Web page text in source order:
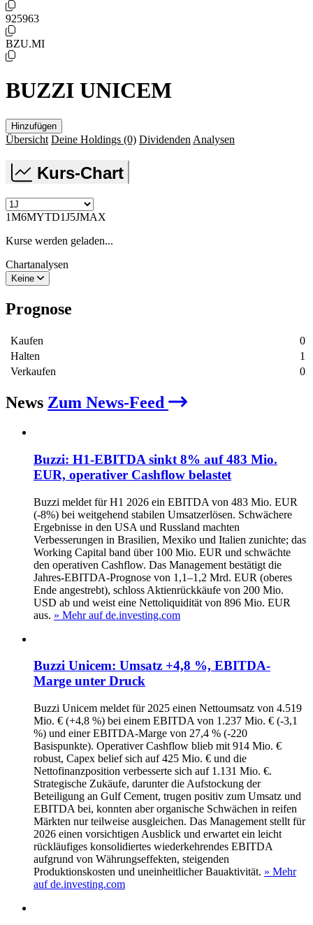
925963
BZU.MI
BUZZI UNICEM
Hinzufügen
Übersicht Deine Holdings (0) Dividenden Analysen
Kurs-Chart
1M6MYTD1J5JMAX
Kurse werden geladen...
Chartanalysen
Keine
Prognose
Kaufen
0
Halten
1
Verkaufen
0
News Zum News-Feed
Buzzi: H1-EBITDA sinkt 8% auf 483 Mio.
EUR, operativer Cashflow belastet
Buzzi meldet für H1 2026 ein EBITDA von 483 Mio. EUR
(-8%) bei weitgehend stabilen Umsatzerlösen. Schwächere
Ergebnisse in den USA und Russland machten
Verbesserungen in Brasilien, Mexiko und Italien zunichte; das
Working Capital band über 100 Mio. EUR und schwächte
den operativen Cashflow. Das Management bestätigt die
Jahres-EBITDA‑Prognose von 1,1–1,2 Mrd. EUR (oberes
Ende angestrebt), schloss Aktienrückkäufe von 200 Mio.
USD ab und weist eine Nettoliquidität von 896 Mio. EUR
aus. » Mehr auf de.investing.com
Buzzi Unicem: Umsatz +4,8 %, EBITDA-
Marge unter Druck
Buzzi Unicem meldet für 2025 einen Nettoumsatz von 4.519
Mio. € (+4,8 %) bei einem EBITDA von 1.237 Mio. € (-3,1
%) und einer EBITDA-Marge von 27,4 % (-220
Basispunkte). Operativer Cashflow blieb mit 914 Mio. €
robust, Capex belief sich auf 425 Mio. € und die
Nettofinanzposition verbesserte sich auf 1.131 Mio. €.
Strategische Zukäufe, darunter die Aufstockung der
Beteiligung an Gulf Cement, trugen positiv zum Umsatz und
EBITDA bei, konnten aber organische Schwächen in reifen
Märkten nur teilweise ausgleichen. Das Management stellt für
2026 einen vorsichtigen Ausblick und erwartet ein leicht
rückläufiges konsolidiertes wiederkehrendes EBITDA
aufgrund von Währungseffekten, steigenden
Produktionskosten und uneinheitlicher Bauaktivität. » Mehr
auf de.investing.com